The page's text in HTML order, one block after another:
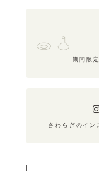
期間限
さわらぎのイン